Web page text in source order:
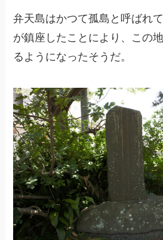
弁天島はかつて孤島と呼ばれ
が鎮座したことにより、この
るようになったそうだ。